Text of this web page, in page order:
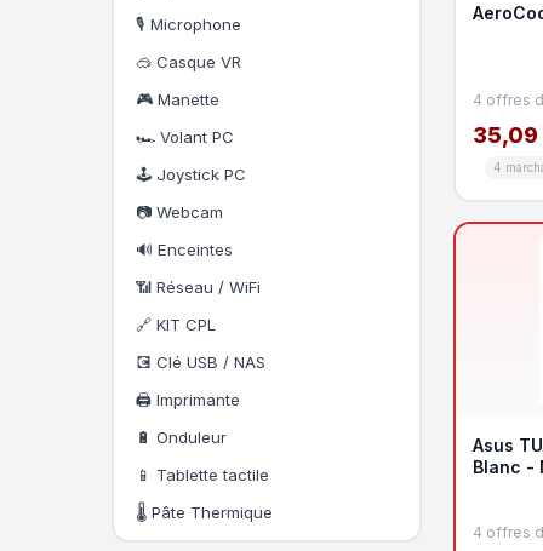
🎙️ Microphone
🥽 Casque VR
🎮 Manette
🏎️ Volant PC
🕹️ Joystick PC
📷 Webcam
🔊 Enceintes
📶 Réseau / WiFi
🔗 KIT CPL
💽 Clé USB / NAS
🖨️ Imprimante
🔋 Onduleur
📱 Tablette tactile
🌡️ Pâte Thermique
4 offres
35,09
4
Asus
Blanc -
4 offres